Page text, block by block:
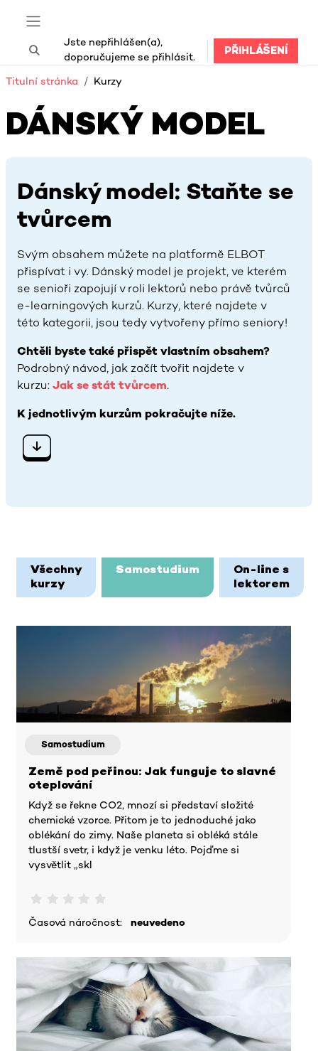
Boční panel
Přepnout vyhledávání
Jste nepřihlášen(a),
doporučujeme se přihlásit.
PŘIHLÁŠENÍ
Titulní stránka Kurzy
DÁNSKÝ MODEL
Dánský model: Staňte se
tvůrcem
Svým obsahem můžete na platformě ELBOT
přispívat i vy. Dánský model je projekt, ve kterém
se senioři zapojují v roli lektorů nebo právě tvůrců
e-learningových kurzů. Kurzy, které najdete v
této kategorii, jsou tedy vytvořeny přímo seniory!
Chtěli byste také přispět vlastním obsahem?
Podrobný návod, jak začít tvořit najdete v
kurzu: Jak se stát tvůrcem.
K jednotlivým kurzům pokračujte níže.
Bloky hlavního obsahu
Všechny
kurzy
Samostudium
On-line s
lektorem
Samostudium
Země pod peřinou: Jak funguje to slavné
oteplování
Když se řekne CO2, mnozí si představí složité
chemické vzorce. Přitom je to jednoduché jako
oblékání do zimy. Naše planeta si obléká stále
tlustší svetr, i když je venku léto. Pojďme si
vysvětlit „skl
Časová náročnost: neuvedeno